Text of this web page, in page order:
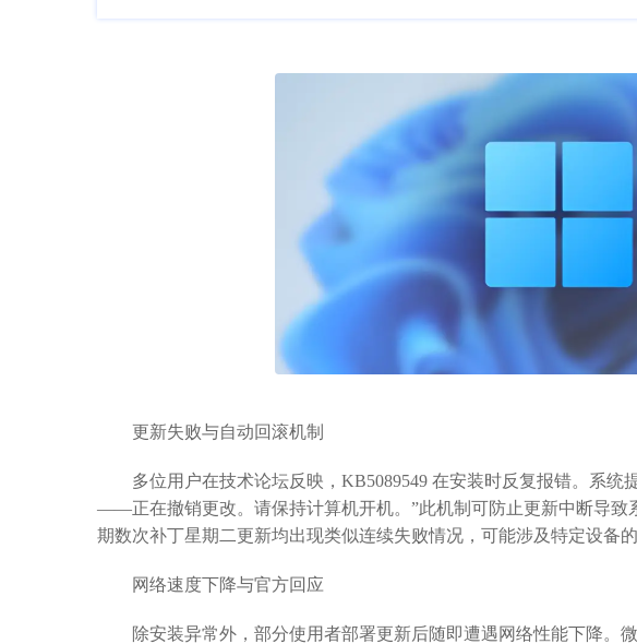
更新失败与自动回滚机制
多位用户在技术论坛反映，KB5089549 在安装时反复报错。系统
——正在撤销更改。请保持计算机开机。”此机制可防止更新中断导致
期数次补丁星期二更新均出现类似连续失败情况，可能涉及特定设备的
网络速度下降与官方回应
除安装异常外，部分使用者部署更新后随即遭遇网络性能下降。微